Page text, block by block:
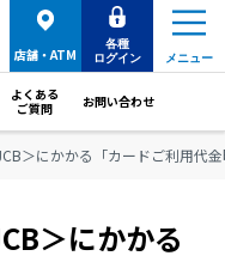
メニュー
店舗・ATM
各種
ログイン
よくある
ご質問
お問い合わせ
＞にかかる「カードご利用代
＞にかかる